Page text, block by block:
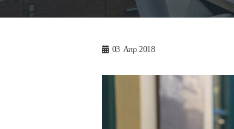
03 Απρ 2018